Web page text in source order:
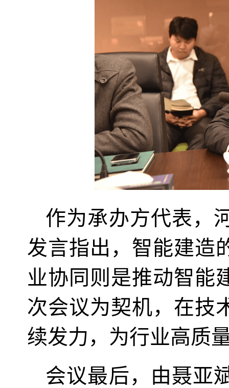
作为承办方代表，
发言指出，智能建造
业协同则是推动智能
次会议为契机，在技
续发力，为行业高质
会议最后，由聂亚